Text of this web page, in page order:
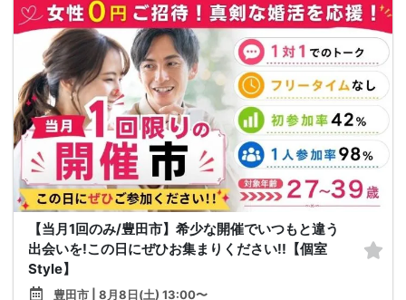
【当月1回のみ/豊田市】希少な開催でいつもと違う
出会いを!この日にぜひお集まりください!!【個室
Style】
豊田市 | 8月8日(土) 13:00〜